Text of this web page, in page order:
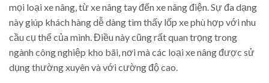
mọi loại xe nâng, từ xe nâng tay đến xe nâng điện. Sự đa dạng
này giúp khách hàng dễ dàng tìm thấy lốp xe phù hợp với nhu
cầu cụ thể của mình. Điều này cũng rất quan trọng trong
ngành công nghiệp kho bãi, nơi mà các loại xe nâng được sử
dụng thường xuyên và với cường độ cao.